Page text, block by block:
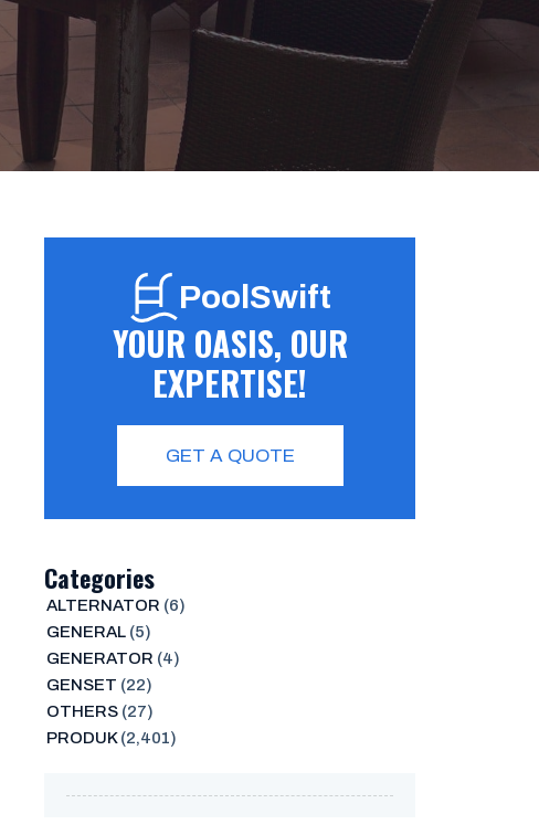
PoolSwift
YOUR OASIS, OUR
EXPERTISE!
GET A QUOTE
Categories
ALTERNATOR (6)
GENERAL(5)
GENERATOR (4)
GENSET (22)
OTHERS(27)
PRODUK(2,401)